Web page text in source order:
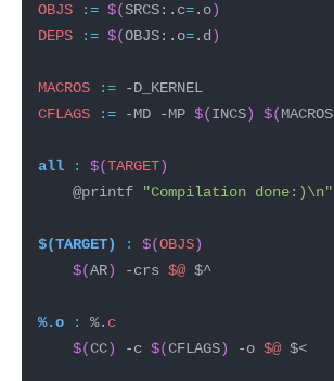
OBJS
:= $(SRCS:.c=.o)
DEPS
:= $(OBJS:.o=.d )
MACROS :=
CFLAGS
:= -MD -MP $(INCS) $(MACROS
all : $(TARGET)
	@printf
"Compilation done:)\n"
$(TARGET) : $(OBJS)
$(AR) -crs $@
%.o : %. c
$(CC) -c $(CFLAGS) -o $@